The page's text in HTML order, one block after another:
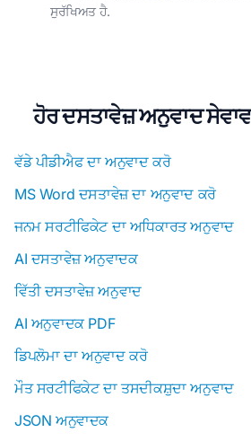
ਸੁਰੱਖਿਅਤ ਹੈ.
ਹੋਰ ਦਸਤਾਵੇਜ਼ ਅਨੁਵਾਦ
ਵੱਡੇ ਪੀਡੀਐਫ ਦਾ ਅਨੁਵਾਦ ਕਰੋ
MS Word ਦਸਤਾਵੇਜ਼ ਦਾ ਅਨੁਵਾਦ ਕਰੋ
ਜਨਮ ਸਰਟੀਫਿਕੇਟ ਦਾ ਅਧਿਕਾਰਤ ਅਨੁਵਾਦ
AI ਦਸਤਾਵੇਜ਼ ਅਨੁਵਾਦਕ
ਵਿੱਤੀ ਦਸਤਾਵੇਜ਼ ਅਨੁਵਾਦ
AI ਅਨੁਵਾਦਕ PDF
ਡਿਪਲੋਮਾ ਦਾ ਅਨੁਵਾਦ ਕਰੋ
ਮੌਤ ਸਰਟੀਫਿਕੇਟ ਦਾ ਤਸਦੀਕਸ਼ੁਦਾ ਅਨੁਵਾਦ
JSON ਅਨੁਵਾਦਕ